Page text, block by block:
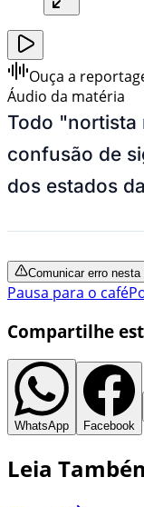
Ouça a
Áudio da matéria
Todo "nortista
confusão de
dos estados
Comunicar erro nesta
Pausa para o café
Compartilhe
WhatsApp Facebook
Leia